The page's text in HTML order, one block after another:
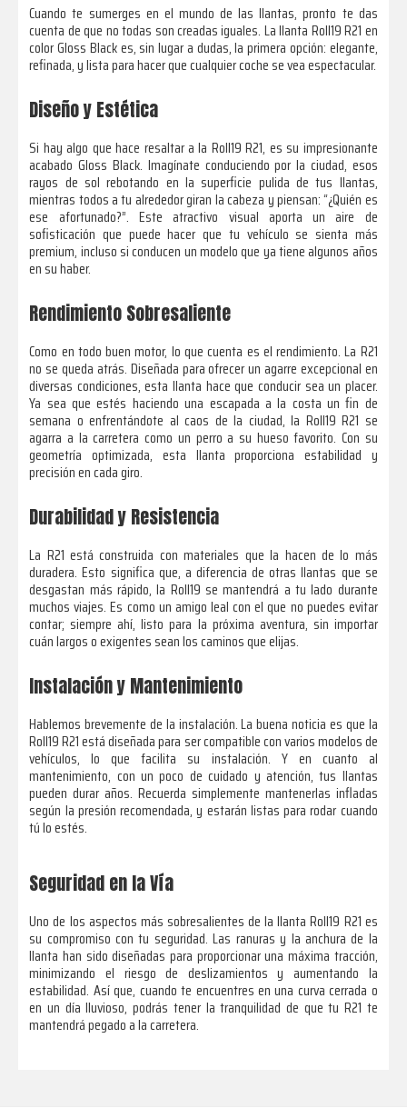
Cuando te sumerges en el mundo de las llantas, pronto te das
cuenta de que no todas son creadas iguales. La llanta Roll19 R21 en
color Gloss Black es, sin lugar a dudas, la primera opción: elegante,
refinada, y lista para hacer que cualquier coche se vea espectacular.
Diseño y Estética
Si hay algo que hace resaltar a la Roll19 R21, es su impresionante
acabado Gloss Black. Imagínate conduciendo por la ciudad, esos
rayos de sol rebotando en la superficie pulida de tus llantas,
mientras todos a tu alrededor giran la cabeza y piensan: “¿Quién es
ese afortunado?”. Este atractivo visual aporta un aire de
sofisticación que puede hacer que tu vehículo se sienta más
premium, incluso si conducen un modelo que ya tiene algunos años
en su haber.
Rendimiento Sobresaliente
Como en todo buen motor, lo que cuenta es el rendimiento. La R21
no se queda atrás. Diseñada para ofrecer un agarre excepcional en
diversas condiciones, esta llanta hace que conducir sea un placer.
Ya sea que estés haciendo una escapada a la costa un fin de
semana o enfrentándote al caos de la ciudad, la Roll19 R21 se
agarra a la carretera como un perro a su hueso favorito. Con su
geometría optimizada, esta llanta proporciona estabilidad y
precisión en cada giro.
Durabilidad y Resistencia
La R21 está construida con materiales que la hacen de lo más
duradera. Esto significa que, a diferencia de otras llantas que se
desgastan más rápido, la Roll19 se mantendrá a tu lado durante
muchos viajes. Es como un amigo leal con el que no puedes evitar
contar; siempre ahí, listo para la próxima aventura, sin importar
cuán largos o exigentes sean los caminos que elijas.
Instalación y Mantenimiento
Hablemos brevemente de la instalación. La buena noticia es que la
Roll19 R21 está diseñada para ser compatible con varios modelos de
vehículos, lo que facilita su instalación. Y en cuanto al
mantenimiento, con un poco de cuidado y atención, tus llantas
pueden durar años. Recuerda simplemente mantenerlas infladas
según la presión recomendada, y estarán listas para rodar cuando
tú lo estés.
Seguridad en la Vía
Uno de los aspectos más sobresalientes de la llanta Roll19 R21 es
su compromiso con tu seguridad. Las ranuras y la anchura de la
llanta han sido diseñadas para proporcionar una máxima tracción,
minimizando el riesgo de deslizamientos y aumentando la
estabilidad. Así que, cuando te encuentres en una curva cerrada o
en un día lluvioso, podrás tener la tranquilidad de que tu R21 te
mantendrá pegado a la carretera.